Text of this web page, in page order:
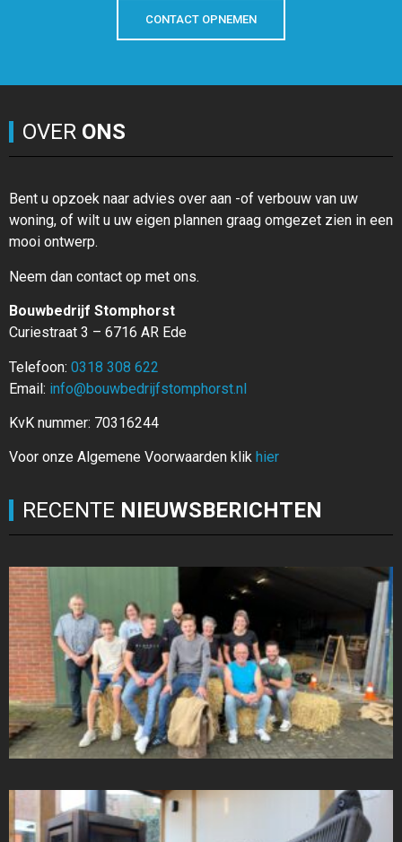
CONTACT OPNEMEN
OVER ONS
Bent u opzoek naar advies over aan -of verbouw van uw
woning, of wilt u uw eigen plannen graag omgezet zien in een
mooi ontwerp.
Neem dan contact op met ons.
Bouwbedrijf Stomphorst
Curiestraat 3 – 6716 AR Ede
Telefoon: 0318 308 622
Email: info@bouwbedrijfstomphorst.nl
KvK nummer: 70316244
Voor onze Algemene Voorwaarden klik hier
RECENTE NIEUWSBERICHTEN